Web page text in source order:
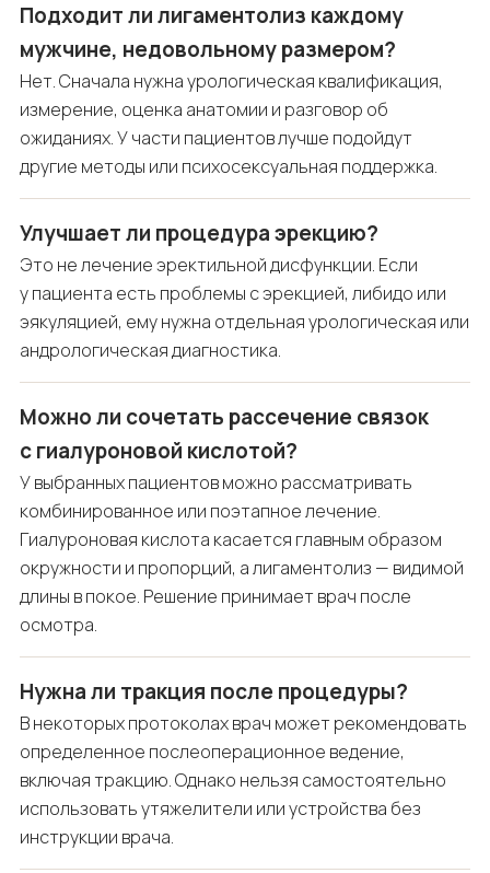
Подходит ли лигаментолиз каждому
мужчине, недовольному размером?
Нет. Сначала нужна урологическая квалификация,
измерение, оценка анатомии и разговор об
ожиданиях. У части пациентов лучше подойдут
другие методы или психосексуальная поддержка.
Улучшает ли процедура эрекцию?
Это не лечение эректильной дисфункции. Если
у пациента есть проблемы с эрекцией, либидо или
эякуляцией, ему нужна отдельная урологическая или
андрологическая диагностика.
Можно ли сочетать рассечение связок
с гиалуроновой кислотой?
У выбранных пациентов можно рассматривать
комбинированное или поэтапное лечение.
Гиалуроновая кислота касается главным образом
окружности и пропорций, а лигаментолиз — видимой
длины в покое. Решение принимает врач после
осмотра.
Нужна ли тракция после процедуры?
В некоторых протоколах врач может рекомендовать
определенное послеоперационное ведение,
включая тракцию. Однако нельзя самостоятельно
использовать утяжелители или устройства без
инструкции врача.